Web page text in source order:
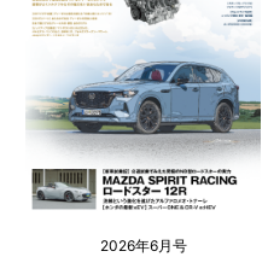
2026年6月号